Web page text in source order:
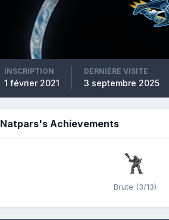
INSCRIPTION
1 février 2021
DERNIÈRE VISITE
3 septembre 2025
Natpars's Achievements
Brute (3/13)